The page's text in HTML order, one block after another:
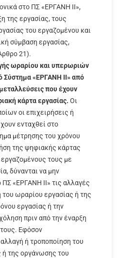
στο ΠΣ «ΕΡΓΑΝΗ ΙΙ»,
της εργασίας, τους
του εργαζομένου και
σύμβαση εργασίας,
21).
ωραρίου και υπερωριών
Σύστημα «ΕΡΓΑΝΗ ΙΙ» από
που έχουν
κάρτα εργασίας. Οι
οι επιχειρήσεις ή
ενταχθεί στο
μέτρησης του χρόνου
της ψηφιακής κάρτας
τους με
δύνανται να μην
«ΕΡΓΑΝΗ ΙΙ» τις αλλαγές
του ωραρίου εργασίας ή της
εργασίας ή την
πριν από την έναρξη
Εφόσον
ή τροποποίηση του
ή της οργάνωσης του